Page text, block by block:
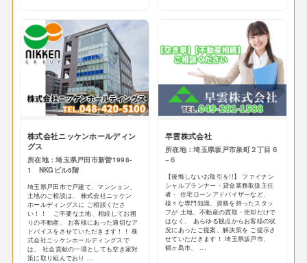
株式会社ニッケンホールディン
グス
所在地：埼玉県戸田市新曽1998-
1 NKGビル5階
埼玉県戸田市で戸建て、マンション、
土地のご相談は、 株式会社ニッケン
ホールディングスに ご相談くださ
い！！ ご不要な土地、相続してお困
りの不動産、 お客様にあった適切なア
ドバイスをさせていただきます！！ 株
式会社ニッケンホールディングスで
は、 社会貢献の一環としても空き家対
策に取り組んでおり ...
早雲株式会社
所在地：埼玉県坂戸市泉町２丁目６
−６
【後悔しないお取引を!!】 ファイナン
シャルプランナー・貸金業務取扱主任
者・ 住宅ローンアドバイザーなど、
様々な専門知識、資格を持ったスタッ
フが 土地、不動産の買取・売却だけで
はなく、 あらゆる観点からお客様の状
況にあったご提案、解決策を ご提示さ
せていただきます！ 埼玉県坂戸市、
鶴ヶ島市、 ...